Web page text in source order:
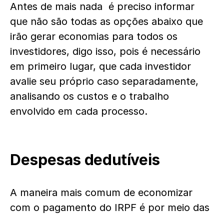
Antes de mais nada é preciso informar
que não são todas as opções abaixo que
irão gerar economias para todos os
investidores, digo isso, pois é necessário
em primeiro lugar, que cada investidor
avalie seu próprio caso separadamente,
analisando os custos e o trabalho
envolvido em cada processo.
Despesas dedutíveis
A maneira mais comum de economizar
com o pagamento do IRPF é por meio das